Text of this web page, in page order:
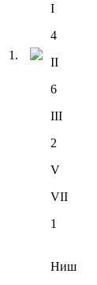
1 .
I
4
II
6
III
2
V
VII
1
Ниш